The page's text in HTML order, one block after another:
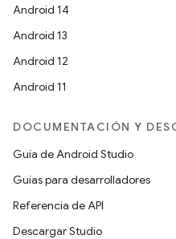
Android 14
Android 13
Android 12
Android 11
DOCUMENTACIÓN Y
Guía de Android Studio
Guías para desarrolladores
Referencia de API
Descargar Studio